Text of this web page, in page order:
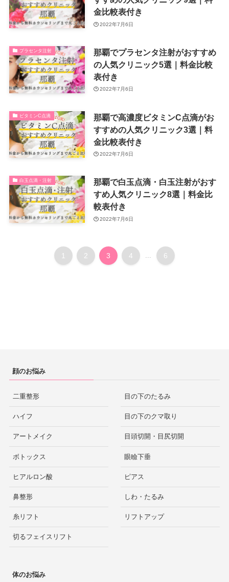
金比較表付き
2022年7月6日
プラセンタ注射
那覇でプラセンタ注射がおすすめ
の人気クリニック5選｜料金比較
表付き
2022年7月6日
ビタミンC点滴
那覇で高濃度ビタミンC点滴がお
すすめの人気クリニック3選｜料
金比較表付き
2022年7月6日
白玉点滴・注射
那覇で白玉点滴・白玉注射がおす
すめ人気クリニック8選｜料金比
較表付き
2022年7月6日
1 2 3 4 6
顔のお悩み
二重整形
ハイフ
アートメイク
ボトックス
ヒアルロン酸
鼻整形
糸リフト
切るフェイスリフト
目の下のたるみ
目の下のクマ取り
目頭切開・目尻切開
眼瞼下垂
ピアス
しわ・たるみ
リフトアップ
体のお悩み